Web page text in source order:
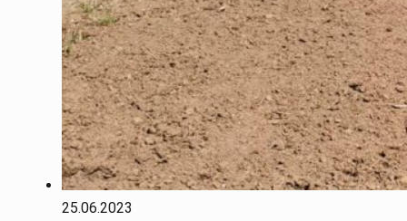
25.06.2023